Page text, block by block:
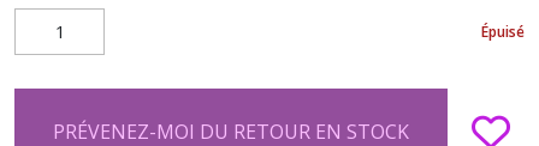
Épuisé
PRÉVENEZ-MOI DU RETOUR EN STOCK